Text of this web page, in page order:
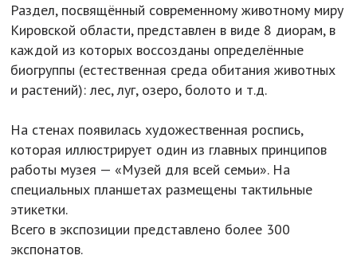
Раздел, посвящённый современному животному миру
Кировской области, представлен в виде 8 диорам, в
каждой из которых воссозданы определённые
биогруппы (естественная среда обитания животных
и растений): лес, луг, озеро, болото и т.д.
На стенах появилась художественная роспись,
которая иллюстрирует один из главных принципов
работы музея — «Музей для всей семьи». На
специальных планшетах размещены тактильные
этикетки.
Всего в экспозиции представлено более 300
экспонатов.